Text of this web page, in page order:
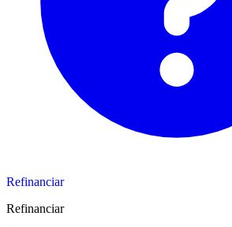
Refinanciar
Refinanciar